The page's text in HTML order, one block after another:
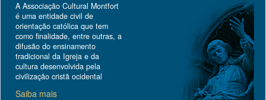
A Associação Cultural Montfort
é uma entidade civil de
orientação católica que tem
como finalidade, entre outras, a
difusão do ensinamento
tradicional da Igreja e da
cultura desenvolvida pela
civilização cristã ocidental
Saiba mais